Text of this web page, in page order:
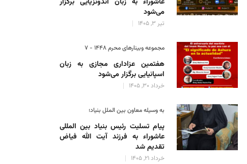
می‌شود
تیر 3, 1405
مجموعه وبینارهای محرم 1448 - 7
هفتمین عزاداری مجازی به زبان
اسپانیایی برگزار می‌شود
خرداد 30, 1405
به وسیله معاون بین الملل بنیاد؛
پیام تسلیت رئیس بنیاد بین المللی
عاشوراء به فرزند آیت الله فیاض
تقدیم شد
خرداد 21, 1405